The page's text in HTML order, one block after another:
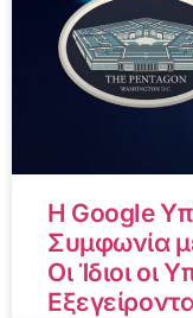
Η Google
Συμφωνία
Οι Ίδιοι οι